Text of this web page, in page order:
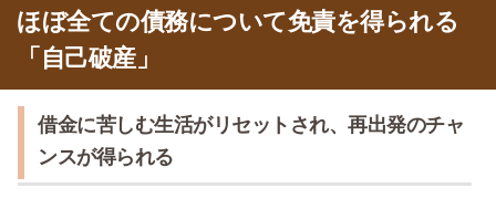
ほぼ全ての債務について免責を得られる
「自己破産」
借金に苦しむ生活がリセットされ、再出発のチャ
ンスが得られる